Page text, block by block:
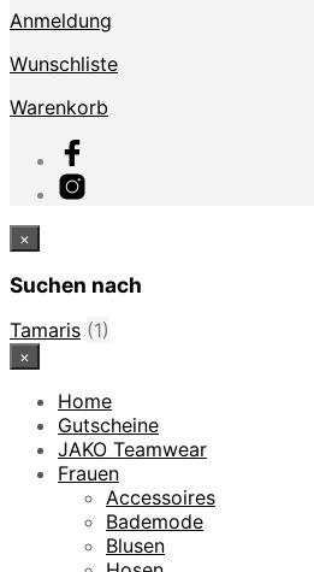
Anmeldung
Wunschliste
Warenkorb
×
Suchen nach
Tamaris (1)
×
Home
Gutscheine
JAKO Teamwear
Frauen
Accessoires
Bademode
Blusen